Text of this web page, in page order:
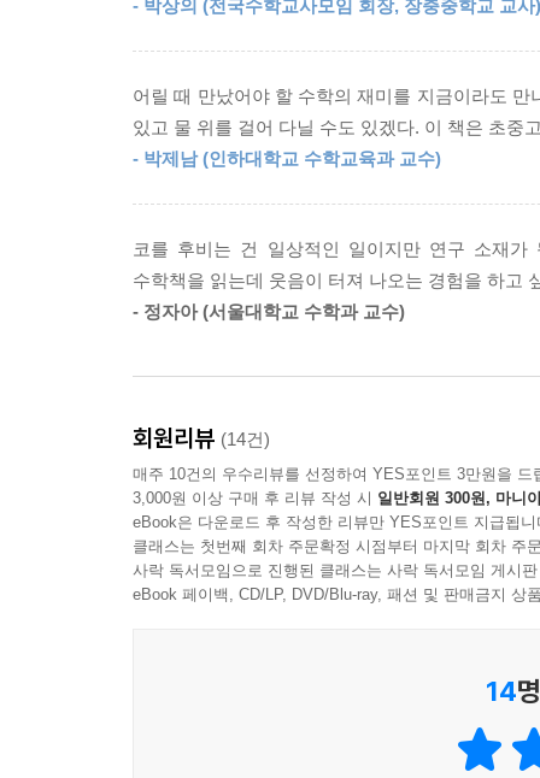
수학은 교과서나 어려운 책이나 연구실, 컴퓨터
모든 것에 수학 공식과 원리가 숨어 있다.
2. 수학 역시 엉뚱한 상상에서 출발했다!
지금까지 수학의 원리라고 밝혀진 것이나 공식은
간단하게 정리하려는 노력에서 출발했다. 작은
원리로 입증된 것이다.
3. 수학은 이해하면 쉬워지고 쉬워지면 좋아진다!
수학을 어려워하는 아이들도 재미있고 친근한 주
『황당하지만 수학입니다』 는 『엉뚱하지만
재구성했다. 이그노벨상은 하버드 대학교 유머
노벨상을 패러디해서 1991년 제정한 상으로, 물리
웃게 하거나 생각하게 만드는 연구를 해서, 과
여기에서 그치는 것이 아니라 ‘과학이 재미있구나
자연스럽게 수학을 만나게 된다. 2016년 심리학
만나서 이해하게 되고, 2021년 역학상을 받은
- 박상의 (전국수학교사모임 회장, 장충중학교 교사)
어릴 때 만났어야 할 수학의 재미를 지금이라도
있고 물 위를 걸어 다닐 수도 있겠다. 이 책은 초중
- 박제남 (인하대학교 수학교육과 교수)
코를 후비는 건 일상적인 일이지만 연구 소재
수학책을 읽는데 웃음이 터져 나오는 경험을 하고
- 정자아 (서울대학교 수학과 교수)
회원리뷰 (14건)
매주 10건의 우수리뷰를 선정하여 YES포인트 3만원을 드
3,000원 이상 구매 후 리뷰 작성 시 일반회원 300원, 마니
eBook은 다운로드 후 작성한 리뷰만 YES포인트 지급됩니
클래스는 첫번째 회차 주문확정 시점부터 마지막 회차 주
사락 독서모임으로 진행된 클래스는 사락 독서모임 게시
eBook 페이백, CD/LP, DVD/Blu-ray, 패션 및 판매금지 상
14